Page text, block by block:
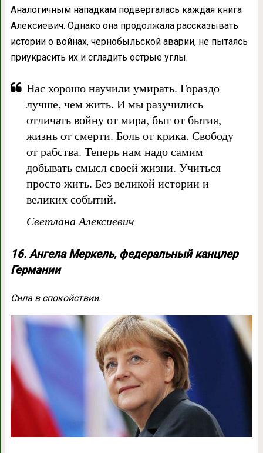
Аналогичным нападкам подвергалась каждая книга
Алексиевич. Однако она продолжала рассказывать
истории о войнах, чернобыльской аварии, не пытаясь
приукрасить их и сгладить острые углы.
Нас хорошо научили умирать. Гораздо
лучше, чем жить. И мы разучились
отличать войну от мира, быт от бытия,
жизнь от смерти. Боль от крика. Свободу
от рабства. Теперь нам надо самим
добывать смысл своей жизни. Учиться
просто жить. Без великой истории и
великих событий.
Светлана Алексиевич
16. Ангела Меркель, федеральный канцлер
Германии
Сила в спокойствии.